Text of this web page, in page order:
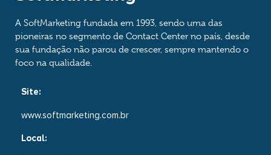
A SoftMarketing fundada em 1993, sendo uma das
pioneiras no segmento de Contact Center no país, desde
sua fundação não parou de crescer, sempre mantendo o
foco na qualidade.
Site:
www.softmarketing.com.br
Local: